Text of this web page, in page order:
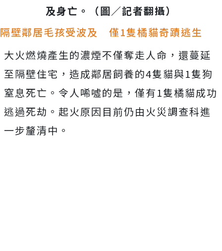
及身亡。（圖／記者翻攝）
隔壁鄰居毛孩受波及 僅1隻橘貓奇蹟逃生
大火燃燒產生的濃煙不僅奪走人命，還蔓延
至隔壁住宅，造成鄰居飼養的4隻貓與1隻狗
窒息死亡。令人唏噓的是，僅有1隻橘貓成功
逃過死劫。起火原因目前仍由火災調查科進
一步釐清中。